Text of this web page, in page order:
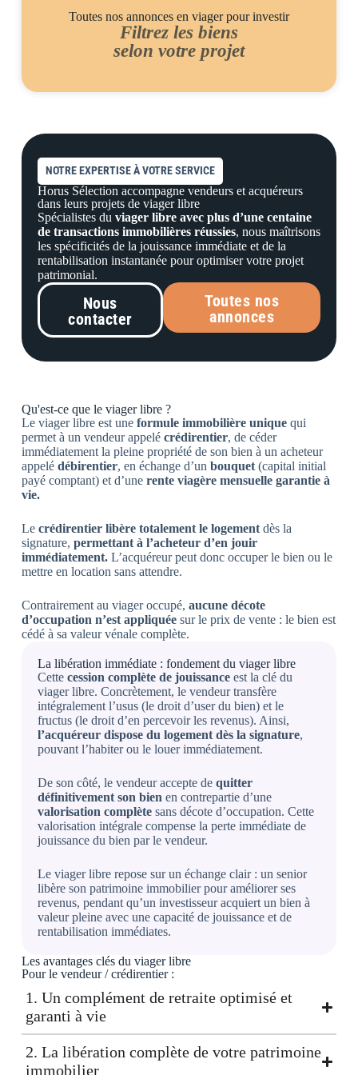
Toutes nos annonces en viager pour investir
Filtrez les biens
selon votre projet
NOTRE EXPERTISE À VOTRE SERVICE
Horus Sélection accompagne vendeurs et acquéreurs
dans leurs projets de viager libre
Spécialistes du viager libre avec plus d’une centaine
de transactions immobilières réussies, nous maîtrisons
les spécificités de la jouissance immédiate et de la
rentabilisation instantanée pour optimiser votre projet
patrimonial.
Nous
contacter
Toutes nos
annonces
Qu'est-ce que le viager libre ?
Le viager libre est une formule immobilière uniquequi
permet à un vendeur appelé crédirentier, de céder
immédiatement la pleine propriété de son bien à un acheteur
appelé débirentier, en échange d’un bouquet(capital initial
payé comptant) et d’une rente viagère mensuelle garantie à
vie.
Le crédirentier libère totalement le logementdès la
signature, permettant à l’acheteur d’en jouir
immédiatement. L’acquéreur peut donc occuper le bien ou le
mettre en location sans attendre.
Contrairement au viager occupé, aucune décote
d’occupation n’est appliquéesur le prix de vente : le bien est
cédé à sa valeur vénale complète.
La libération immédiate : fondement du viager libre
Cette cession complète de jouissanceest la clé du
viager libre. Concrètement, le vendeur transfère
intégralement l’usus (le droit d’user du bien) et le
fructus (le droit d’en percevoir les revenus). Ainsi,
l’acquéreur dispose du logement dès la signature,
pouvant l’habiter ou le louer immédiatement.
De son côté, le vendeur accepte de quitter
définitivement son bien en contrepartie d’une
valorisation complètesans décote d’occupation. Cette
valorisation intégrale compense la perte immédiate de
jouissance du bien par le vendeur.
Le viager libre repose sur un échange clair : un senior
libère son patrimoine immobilier pour améliorer ses
revenus, pendant qu’un investisseur acquiert un bien à
valeur pleine avec une capacité de jouissance et de
rentabilisation immédiates.
Les avantages clésdu viager libre
Pour le vendeur / crédirentier :
1. Un complément de retraite optimisé et
garanti à vie
2. La libération complète de votre patrimoine
immobilier